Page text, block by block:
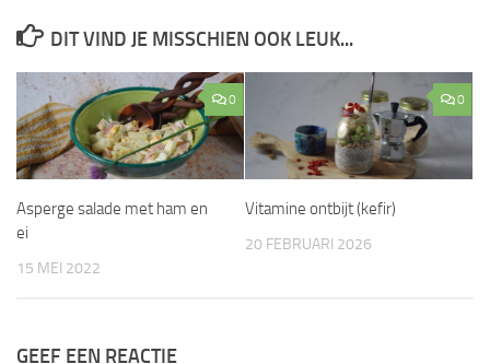
DIT VIND JE MISSCHIEN OOK LEUK...
0
Asperge salade met ham en
ei
15 MEI 2022
0
Vitamine ontbijt (kefir)
20 FEBRUARI 2026
GEEF EEN REACTIE